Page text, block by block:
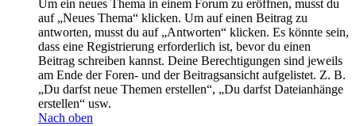
Um ein neues Thema in einem Forum zu eröffnen, musst du
auf „Neues Thema“ klicken. Um auf einen Beitrag zu
antworten, musst du auf „Antworten“ klicken. Es könnte sein,
dass eine Registrierung erforderlich ist, bevor du einen
Beitrag schreiben kannst. Deine Berechtigungen sind jeweils
am Ende der Foren- und der Beitragsansicht aufgelistet. Z. B.
„Du darfst neue Themen erstellen“, „Du darfst Dateianhänge
erstellen“ usw.
Nach oben